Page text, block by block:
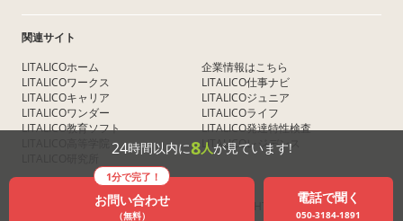
24時間以内に8人が見ています!
1分で完了！
お問い合わせ
（無料）
電話で聞く
050-3184-1891
関連サイト
LITALICOホーム
LITALICOワークス
LITALICOキャリア
LITALICOワンダー
LITALICO教育ソフト
企業情報はこちら
LITALICO仕事ナビ
LITALICOジュニア
LITALICOライフ
LITALICO発達特性検査
LITALICOレジデンス
COPYRIGHT © LITALICO Inc. ALL RIGHTS RESERVED